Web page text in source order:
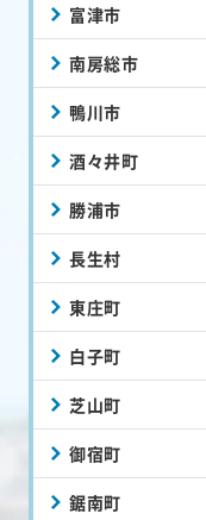
富津市
南房総市
鴨川市
酒々井町
勝浦市
長生村
東庄町
白子町
芝山町
御宿町
鋸南町